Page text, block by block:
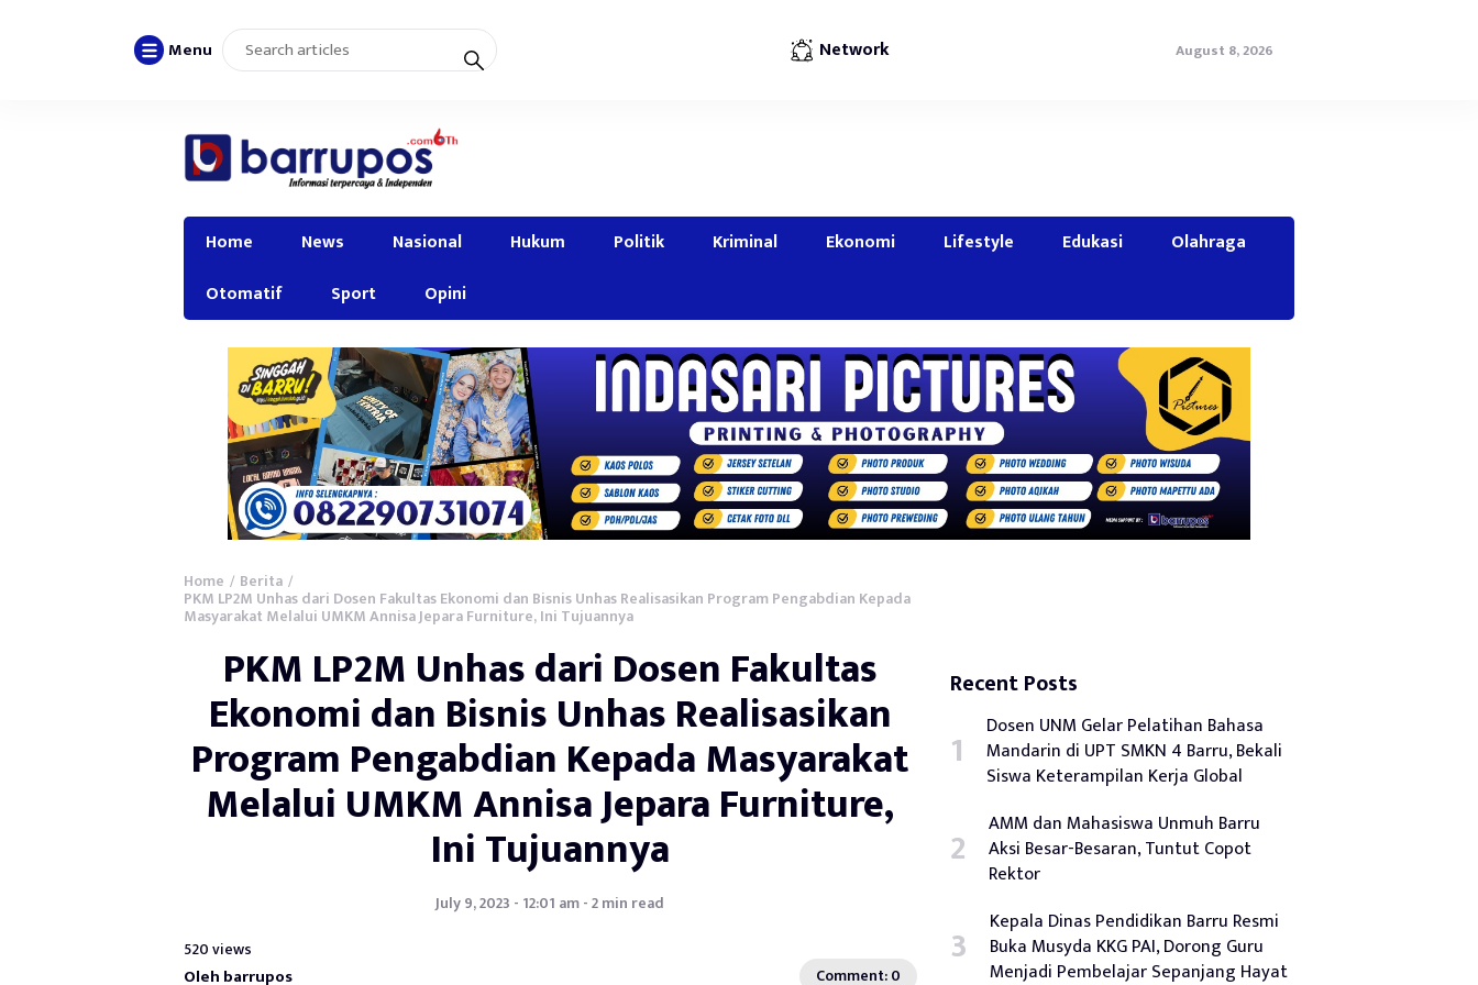
Menu Network August 8, 2026
Home News Nasional Hukum Politik Kriminal Ekonomi Lifestyle Edukasi
Olahraga
Otomatif
Sport Opini
Home / Berita /
PKM LP2M Unhas dari Dosen Fakultas Ekonomi dan Bisnis Unhas Realisasikan Program Pengabdian Kepada
Masyarakat Melalui UMKM Annisa Jepara Furniture, Ini Tujuannya
PKM LP2M Unhas dari Dosen Fakultas
Ekonomi dan Bisnis Unhas Realisasikan
Program Pengabdian Kepada Masyarakat
Melalui UMKM Annisa Jepara Furniture,
Ini Tujuannya
July 9, 2023 - 12:01 am - 2 min read
520 views
Oleh barrupos Comment: 0
Recent Posts
Dosen UNM Gelar Pelatihan Bahasa
Mandarin di UPT SMKN 4 Barru, Bekali
Siswa Keterampilan Kerja Global
AMM dan Mahasiswa Unmuh Barru
Aksi Besar-Besaran, Tuntut Copot
Rektor
Kepala Dinas Pendidikan Barru Resmi
Buka Musyda KKG PAI, Dorong Guru
Menjadi Pembelajar Sepanjang Hayat